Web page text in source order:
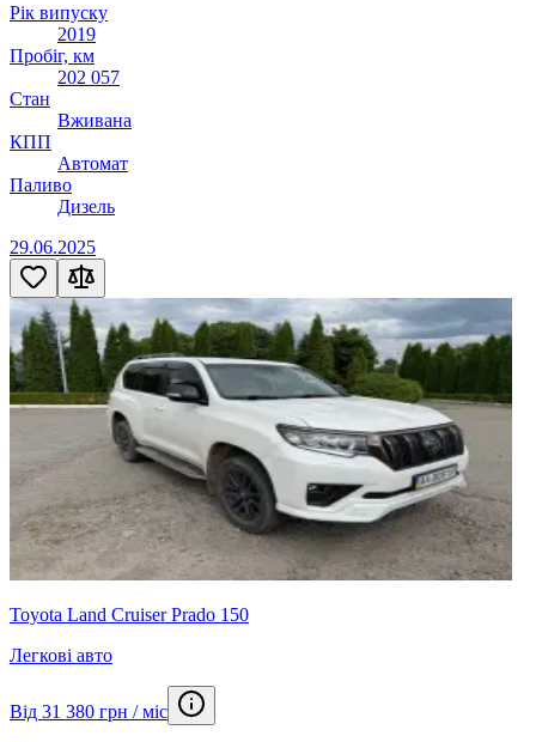
Рік випуску
2019
Пробіг, км
202 057
Стан
Вживана
КПП
Автомат
Паливо
Дизель
29.06.2025
Toyota Land Cruiser Prado 150
Легкові авто
Від 31 380 грн / міс